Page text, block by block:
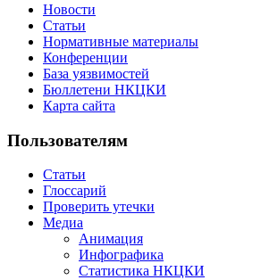
Новости
Статьи
Нормативные материалы
Конференции
База уязвимостей
Бюллетени НКЦКИ
Карта сайта
Пользователям
Статьи
Глоссарий
Проверить утечки
Медиа
Анимация
Инфографика
Статистика НКЦКИ